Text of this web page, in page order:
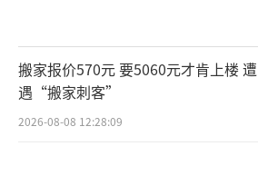
搬家报价570元 要5060元才肯上楼 遭
遇“搬家刺客”
2026-08-08 12:28:09